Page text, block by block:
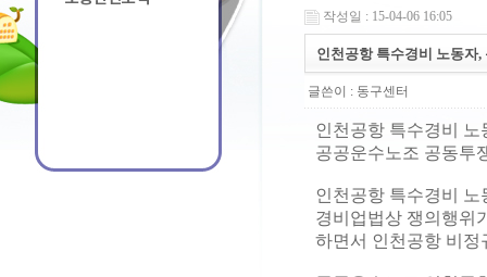
작성일 : 15-04-06 16:05
인천공항 특수경비 노동자
글쓴이 : 동구센터
인천공항 특수경비
공공운수노조 공동투
인천공항 특수경비
경비업법상 쟁의행위
하면서 인천공항 비정